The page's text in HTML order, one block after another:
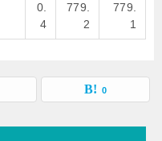
0.
4
779.
2
779.
1
0